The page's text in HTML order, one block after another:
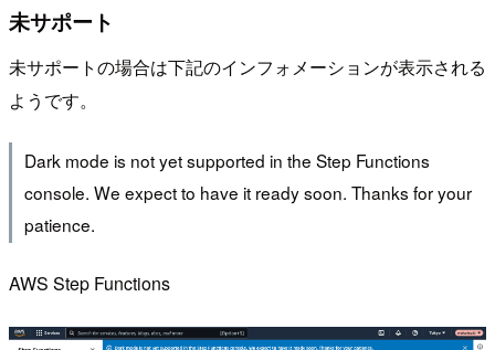
未サポート
未サポートの場合は下記のインフォメーションが表示される
ようです。
Dark mode is not yet supported in the Step Functions
console. We expect to have it ready soon. Thanks for your
patience.
AWS Step Functions